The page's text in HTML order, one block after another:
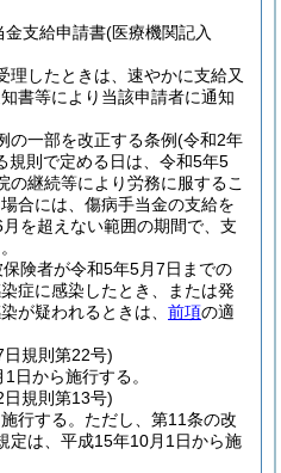
金支給申請書(医療機関記入
理したときは、速やかに支給又
書等により当該申請者に通知
の一部を改正する条例(令和2年
規則で定める日は、令和5年5
の継続等により労務に服するこ
合には、傷病手当金の支給を
を超えない範囲の期間で、支
険者が令和5年5月7日までの
症に感染したとき、または発
が疑われるときは、 前項の適
日規則第22号)
日から施行する。
日規則第13号)
行する。 ただし、第11条の改
定は、平成15年10月1日から施